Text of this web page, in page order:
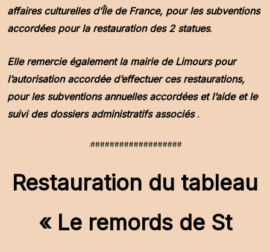
affaires culturelles d’Île de France, pour les subventions
accordées pour la restauration des 2 statues.
Elle remercie également la mairie de Limours pour
l’autorisation accordée d’effectuer ces restaurations,
pour les subventions annuelles accordées et l’aide et le
suivi des dossiers administratifs associés.
.###################
Restauration du tableau
« Le remords de St